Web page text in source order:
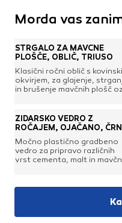
Morda vas
STRGALO ZA MAVČNE
PLOŠČE, OBLIČ, TRIUSO
Klasični ročni oblič s
okvirjem, za glajenje,
in brušenje mavčnih plošč
ZIDARSKO VEDRO Z
ROČAJEM, OJAČANO,
Močno plastično gradbeno
vedro za pripravo različnih
vrst cementa, malt in
in nosilnima
očescema.Premer: 34 mm
Debelina ročaja: 5 mm Teža:
475 g Barva: črna